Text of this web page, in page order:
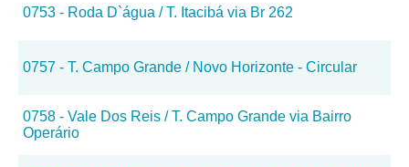
0753 - Roda D`água / T. Itacibá via Br 262
0757 - T. Campo Grande / Novo Horizonte - Circular
0758 - Vale Dos Reis / T. Campo Grande via Bairro
Operário